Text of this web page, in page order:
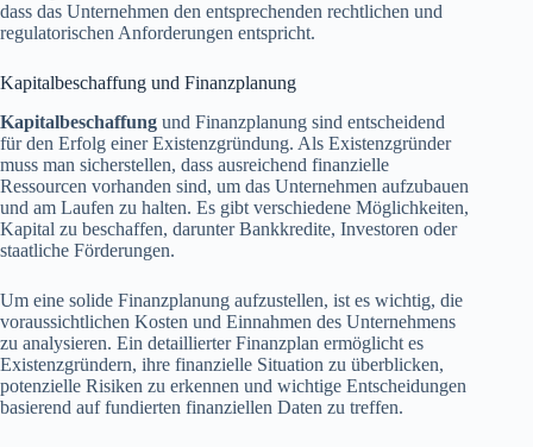
dass das Unternehmen den entsprechenden rechtlichen und
regulatorischen Anforderungen entspricht.
Kapitalbeschaffung und Finanzplanung
Kapitalbeschaffung und Finanzplanung sind entscheidend
für den Erfolg einer Existenzgründung. Als Existenzgründer
muss man sicherstellen, dass ausreichend finanzielle
Ressourcen vorhanden sind, um das Unternehmen aufzubauen
und am Laufen zu halten. Es gibt verschiedene Möglichkeiten,
Kapital zu beschaffen, darunter Bankkredite, Investoren oder
staatliche Förderungen.
Um eine solide Finanzplanung aufzustellen, ist es wichtig, die
voraussichtlichen Kosten und Einnahmen des Unternehmens
zu analysieren. Ein detaillierter Finanzplan ermöglicht es
Existenzgründern, ihre finanzielle Situation zu überblicken,
potenzielle Risiken zu erkennen und wichtige Entscheidungen
basierend auf fundierten finanziellen Daten zu treffen.